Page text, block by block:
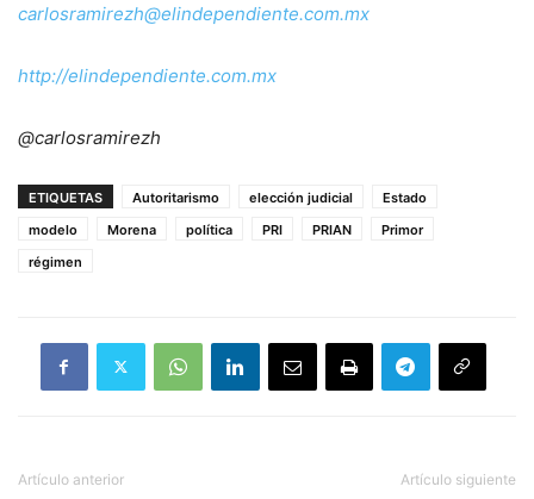
carlosramirezh@elindependiente.com.mx
http://elindependiente.com.mx
@carlosramirezh
ETIQUETAS Autoritarismo elección judicial
Estado
modelo
Morena política PRI PRIAN
Primor
régimen
Artículo anterior Artículo siguiente